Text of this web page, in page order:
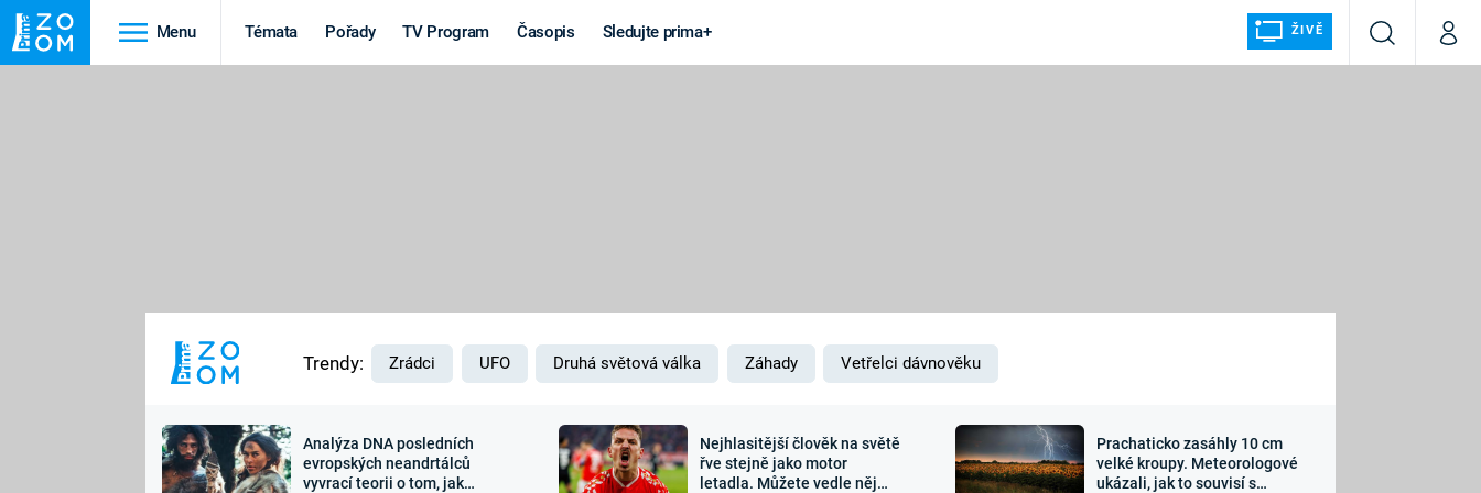
Menu Témata Pořady TV Program Časopis Sledujte prima+ ŽIVĚ
VyhledáváníMůj
MARS
Výročí
Záhady a
Zajímavosti Sledujte nás
Trendy: Zrádci UFO Druhá světová válka Záhady Vetřelci dávnověku
Analýza DNA posledních
evropských neandrtálců
vyvrací teorii o tom, jak
Nejhlasitější člověk na světě
řve stejně jako motor
letadla. Můžete vedle něj
Prachaticko zasáhly 10 cm
velké kroupy. Meteorologové
ukázali, jak to souvisí s